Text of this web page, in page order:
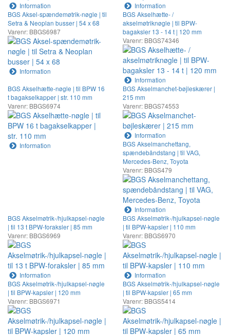
Information
Information
BGS Aksel-spændemøtrik-nøgle | til
Setra & Neoplan busser | 54 x 68
Varenr: BBGS6987
Information
BGS Akselhætte- /
akselmøtriknøgle | til BPW-
bagaksler 13 - 14 t | 120 mm
Varenr: BBGS74346
Information
BGS Akselhætte-nøgle | til BPW 16
t bagakselkapper | str. 110 mm
Varenr: BBGS6974
Information
BGS Akselmanchet-bøjleskærer |
215 mm
Varenr: BBGS74553
Information
BGS Akselmanchettang,
spændebåndstang | til VAG,
Mercedes-Benz, Toyota
Varenr: BBGS479
Information
BGS Akselmøtrik-/hjulkapsel-nøgle
| til 13 t BPW-foraksler | 85 mm
Varenr: BBGS6969
Information
BGS Akselmøtrik-/hjulkapsel-nøgle
| til BPW-kapsler | 110 mm
Varenr: BBGS6970
Information
BGS Akselmøtrik-/hjulkapsel-nøgle
| til BPW-kapsler | 120 mm
Varenr: BBGS6971
BGS Akselmøtrik-/hjulkapsel-nøgle
| til BPW-kapsler | 65 mm
Varenr: BBGS5414